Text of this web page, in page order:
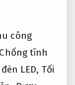
công
Chống tĩnh
LED, Tối